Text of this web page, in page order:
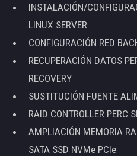
INSTALACIÓN/
LINUX SERVER
CONFIGURACIÓN RED
RECUPERACIÓN DATOS
RECOVERY
SUSTITUCIÓN FUENTE
RAID CONTROLLER PERC
AMPLIACIÓN MEMORIA
SATA SSD NVMe PCIe